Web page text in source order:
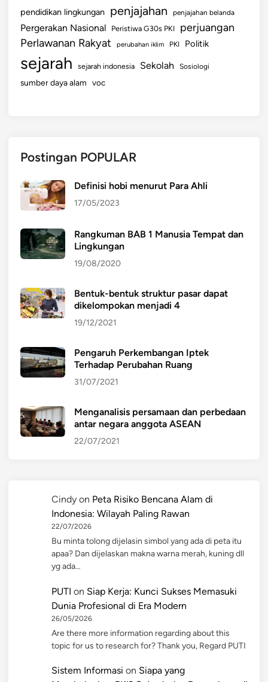
pendidikan lingkungan penjajahan penjajahan belanda
Pergerakan Nasional Peristiwa G30s PKI perjuangan
Perlawanan Rakyat perubahan iklim PKI Politik
sejarah sejarah indonesia Sekolah Sosiologi
sumber daya alam voc
Postingan POPULAR
Definisi hobi menurut Para Ahli
17/05/2023
Rangkuman BAB 1 Manusia Tempat dan
Lingkungan
19/08/2020
Bentuk-bentuk struktur pasar dapat
dikelompokan menjadi 4
19/12/2021
Pengaruh Perkembangan Iptek
Terhadap Perubahan Ruang
31/07/2021
Menganalisis persamaan dan perbedaan
antar negara anggota ASEAN
22/07/2021
Cindy on Peta Risiko Bencana Alam di
Indonesia: Wilayah Paling Rawan
22/07/2026
Bu minta tolong dijelasin simbol yang ada di peta itu
apaa? Dan dijelaskan makna warna merah, kuning dll
yg ada…
PUTI on Siap Kerja: Kunci Sukses Memasuki
Dunia Profesional di Era Modern
26/05/2026
Are there more information regarding about this
topic for us to research for? Thank you, Regard PUTI
Sistem Informasi on Siapa yang